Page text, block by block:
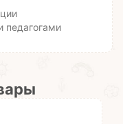
педагогами